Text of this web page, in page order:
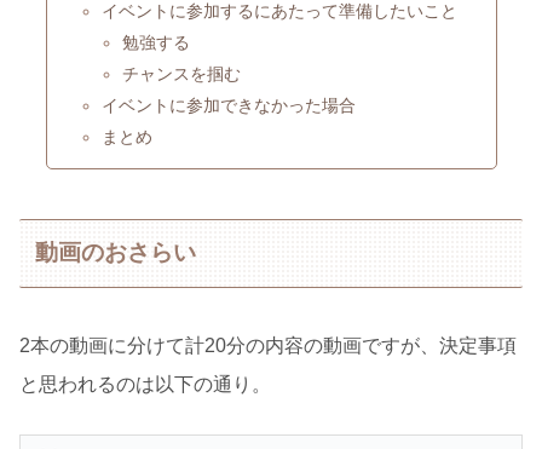
イベントに参加するにあたって準備したいこと
勉強する
チャンスを掴む
イベントに参加できなかった場合
まとめ
動画のおさらい
2本の動画に分けて計20分の内容の動画ですが、決定事項
と思われるのは以下の通り。